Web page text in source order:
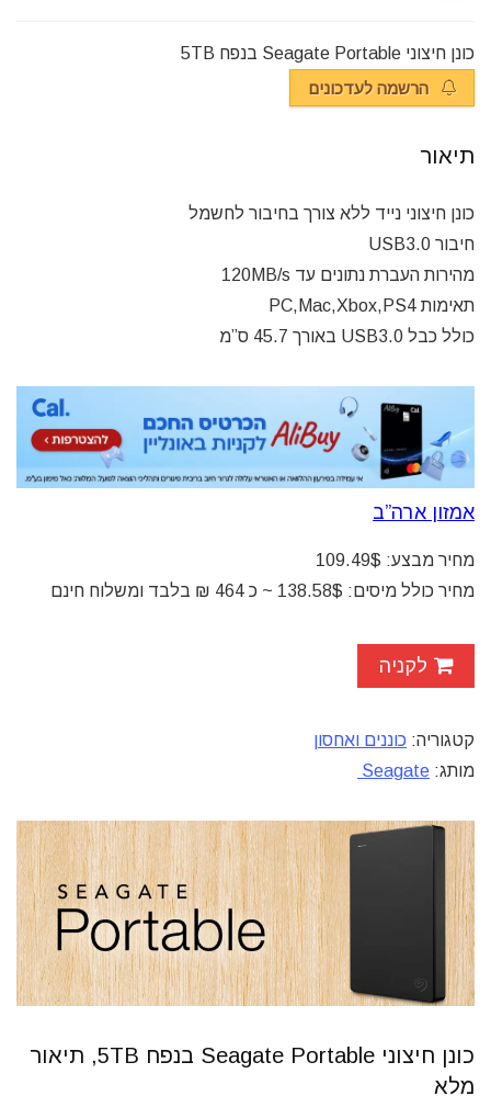
כונן חיצוני Seagate Portable בנפח 5TB
הרשמה לעדכונים
תיאור
כונן חיצוני נייד ללא צורך בחיבור לחשמל
חיבור USB3.0
מהירות העברת נתונים עד 120MB/s
תאימות PC,Mac,Xbox,PS4
כולל כבל USB3.0 באורך 45.7 ס”מ
אמזון ארה”ב
מחיר מבצע: 109.49$
מחיר כולל מיסים: 138.58$ ~ כ 464
₪ בלבד ומשלוח חינם
לקניה
קטגוריה: כוננים ואחסון
מותג: Seagate
כונן חיצוני Seagate Portable בנפח 5TB, תיאור
מלא